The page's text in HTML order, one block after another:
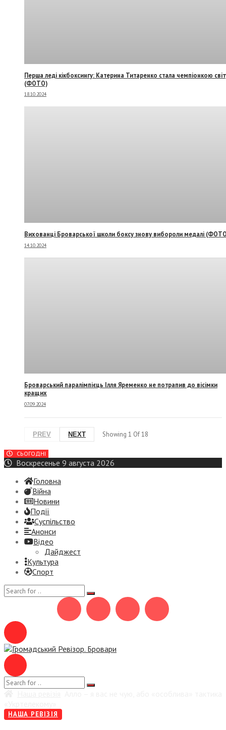
Перша леді кікбоксингу: Катерина Титаренко стала чемпіонкою
(ФОТО)
18.10.2024
Вихованці Броварської школи боксу знову вибороли медалі
14.10.2024
Броварський паралімпієць Ілля Яременко не потрапив до вісімки
кращих
07.09.2024
PREV NEXT Showing 1 Of18
СЬОГОДНІ
Воскресенье 9 августа 2026
Головна
Війна
Новини
Події
Суспiльство
Анонси
Відео
Дайджест
Культура
Спорт
НАША РЕВІЗІЯ